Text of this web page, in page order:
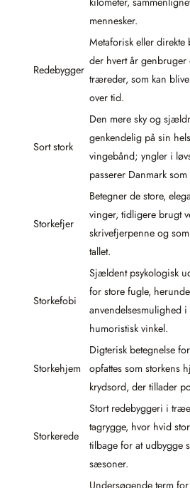
mennesker.
Redebygger
Metaforisk eller direkte
der hvert år
træreder, som kan
over tid.
Sort stork
Den mere sky og
genkendelig på sin
vingebånd; yngler i
passerer Danmark
Storkefjer
Betegner de store,
vinger, tidligere brugt
skrivefjerpenne og
tallet.
Storkefobi
Sjældent psykologisk
for store fugle,
anvendelsesmulighed
humoristisk vinkel.
Storkehjem
Digterisk betegnelse
opfattes som storkens
krydsord, der tillader
Storkerede
Stort redebyggeri i
tagrygge, hvor hvid
tilbage for at udbygge
sæsoner.
Undersøgende term